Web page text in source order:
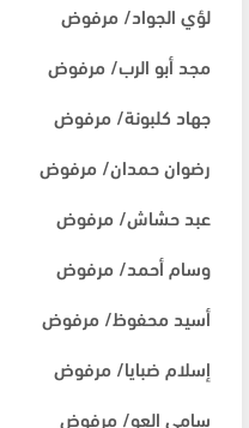
لؤي الجواد/ مرفوض
مجد أبو الرب/ مرفوض
جهاد كلبونة/ مرفوض
رضوان حمدان/ مرفوض
عبد حشاش/ مرفوض
وسام أحمد/ مرفوض
أسيد محفوظ/ مرفوض
إسلام ضبايا/ مرفوض
سامي العو/ مرفوض